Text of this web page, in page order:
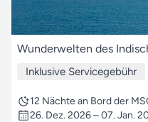
Wunderwelten des
Inklusive Servicegebühr
12 Nächte an Bord der
26. Dez. 2026 – 07. Jan.